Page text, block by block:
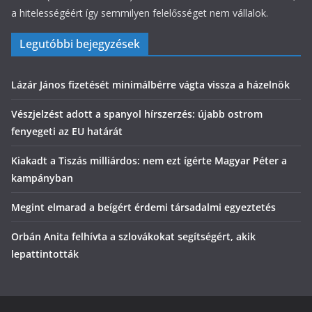
a hitelességéért így semmilyen felelősséget nem vállalok.
Legutóbbi bejegyzések
Lázár János fizetését minimálbérre vágta vissza a házelnök
Vészjelzést adott a spanyol hírszerzés: újabb ostrom
fenyegeti az EU határát
Kiakadt a Tiszás milliárdos: nem ezt ígérte Magyar Péter a
kampányban
Megint elmarad a beígért érdemi társadalmi egyeztetés
Orbán Anita felhívta a szlovákokat segítségért, akik
lepattintották